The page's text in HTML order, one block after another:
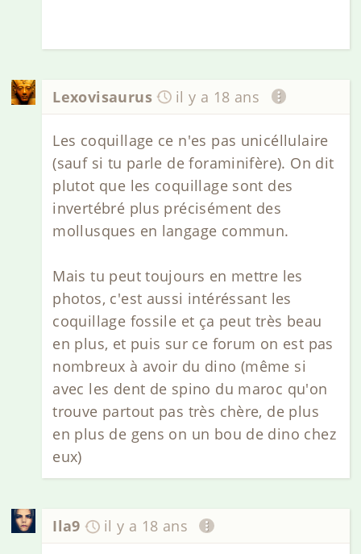
Lexovisaurus il y a 18 ans
Les coquillage ce n'es pas unicéllulaire
(sauf si tu parle de foraminifère). On dit
plutot que les coquillage sont des
invertébré plus précisément des
mollusques en langage commun.
Mais tu peut toujours en mettre les
photos, c'est aussi intéréssant les
coquillage fossile et ça peut très beau
en plus, et puis sur ce forum on est pas
nombreux à avoir du dino (même si
avec les dent de spino du maroc qu'on
trouve partout pas très chère, de plus
en plus de gens on un bou de dino chez
eux)
Ila9 il y a 18 ans